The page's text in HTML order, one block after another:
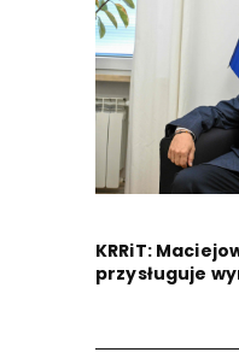
KRRiT:
przysługuje